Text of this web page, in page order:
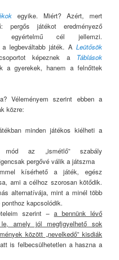
egyike. Miért? Azért, mert
pergős játékot eredményező
egyértelmű cél jellemzi.
a legbeváltabb játék. A Leütősök
képeznek a Táblások
a gyerekek, hanem a felnőttek
Véleményem szerint ebben a
közre:
minden játékos kiélheti a
mód az „ismétlő” szabály
pergővé válik a játszma
kísérhető a játék, egész
ami a célhoz szorosan kötődik.
alternatívája, mint a minél több
kapcsolódik.
szerint –a bennünk lévő
amely jól megfigyelhető sok
között „nevelkedő” kisdiák
is felbecsülhetetlen a haszna a